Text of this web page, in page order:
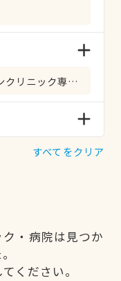
日本ペインクリニック学会ペインクリニック専門医
すべてをクリア
・病院は見つか
ください。